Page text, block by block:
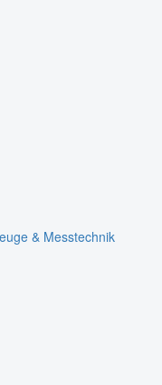
& Messtechnik